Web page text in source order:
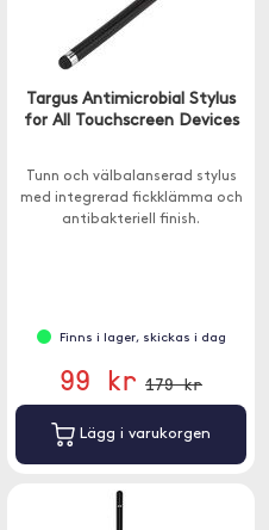
Targus Antimicrobial Stylus
for All Touchscreen Devices
Tunn och välbalanserad stylus
med integrerad fickklämma och
antibakteriell finish.
Finns i lager, skickas i dag
99 kr 179 kr
Lägg i varukorgen